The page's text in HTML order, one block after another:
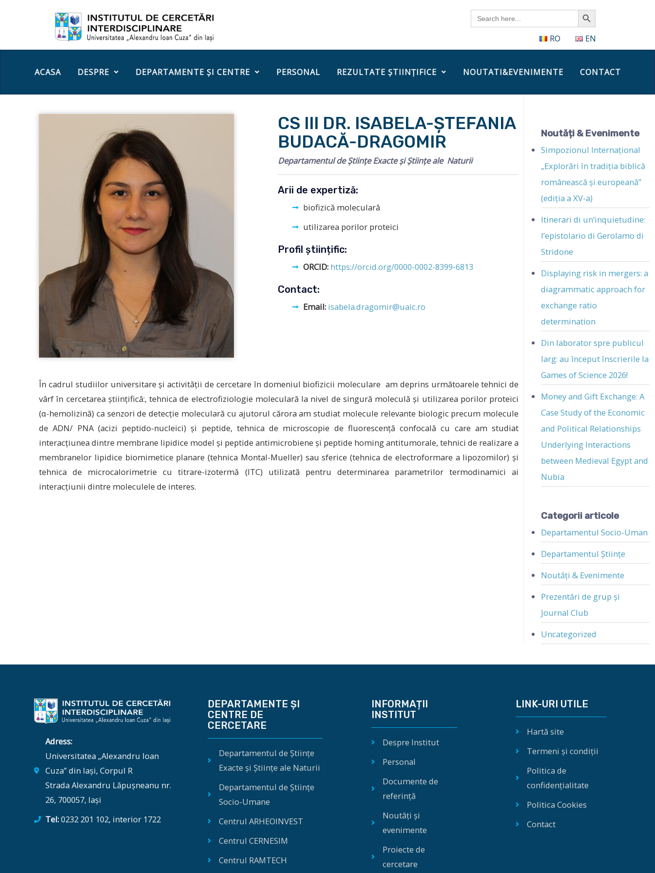
Search
for:
Search Button
RO EN
ACASA DESPRE DEPARTAMENTE ȘI CENTRE PERSONAL REZULTATE ȘTIINȚIFICE NOUTATI&EVENIMENTE CONTACT
CS III DR. ISABELA-ȘTEFANIA
BUDACĂ-DRAGOMIR
Departamentul de Științe Exacte și Științe ale Naturii
Arii de expertiză:
biofizică moleculară
utilizarea porilor proteici
Profil științific:
ORCID: https://orcid.org/0000-0002-8399-6813
Contact:
Email: isabela.dragomir@uaic.ro
În cadrul studiilor universitare și activității de cercetare în domeniul biofizicii moleculare am deprins următoarele tehnici de
vârf în cercetarea științifică:, tehnica de electrofiziologie moleculară la nivel de singură moleculă și utilizarea porilor proteici
(α-hemolizină) ca senzori de detecție moleculară cu ajutorul cărora am studiat molecule relevante biologic precum molecule
de ADN/ PNA (acizi peptido-nucleici) și peptide, tehnica de microscopie de fluorescență confocală cu care am studiat
interacțiunea dintre membrane lipidice model și peptide antimicrobiene și peptide homing antitumorale, tehnici de realizare a
membranelor lipidice biomimetice planare (tehnica Montal-Mueller) sau sferice (tehnica de electroformare a lipozomilor) și
tehnica de microcalorimetrie cu titrare-izotermă (ITC) utilizată pentru determinarea parametrilor termodinamici ai
interacțiunii dintre moleculele de interes.
Noutăți & Evenimente
Simpozionul Internațional
„Explorări în tradiția biblică
românească și europeană”
(ediția a XV-a)
Itinerari di un’inquietudine:
l’epistolario di Gerolamo di
Stridone
Displaying risk in mergers: a
diagrammatic approach for
exchange ratio
determination
Din laborator spre publicul
larg: au început înscrierile la
Games of Science 2026!
Money and Gift Exchange: A
Case Study of the Economic
and Political Relationships
Underlying Interactions
between Medieval Egypt and
Nubia
Categorii articole
Departamentul Socio-Uman
Departamentul Științe
Noutăți & Evenimente
Prezentări de grup și
Journal Club
Uncategorized
Adress:
Universitatea „Alexandru Ioan
Cuza” din Iași, Corpul R
Strada Alexandru Lăpușneanu nr.
26, 700057, Iași
Tel:0232 201 102, interior 1722
DEPARTAMENTE ȘI
CENTRE DE
CERCETARE
Departamentul de Științe
Exacte și Științe ale Naturii
Departamentul de Științe
Socio-Umane
Centrul ARHEOINVEST
Centrul CERNESIM
Centrul RAMTECH
INFORMAȚII
INSTITUT
Despre Institut
Personal
Documente de
referință
Noutăți și
evenimente
Proiecte de
cercetare
LINK-URI UTILE
Hartă site
Termeni și condiții
Politica de
confidențialitate
Politica Cookies
Contact